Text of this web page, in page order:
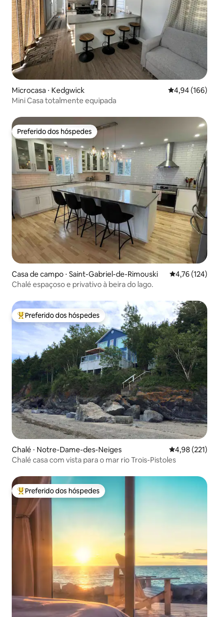
Microcasa ⋅ Kedgwick 4,94 de uma
4,94 (166)
Mini Casa totalmente equipada
Preferido dos hóspedes
Preferido dos hóspedes
Casa de campo ⋅ Saint-Gabriel-de-Rimouski 4,76 de uma
4,76 (124)
Chalé espaçoso e privativo à beira do lago.
Entre os melhores preferidos dos hóspedes
Preferido dos hóspedes
Chalé ⋅ Notre-Dame-des-Neiges 4,98 de uma
4,98 (221)
Chalé casa com vista para o mar rio Trois-Pistoles
Entre os melhores preferidos dos hóspedes
Preferido dos hóspedes